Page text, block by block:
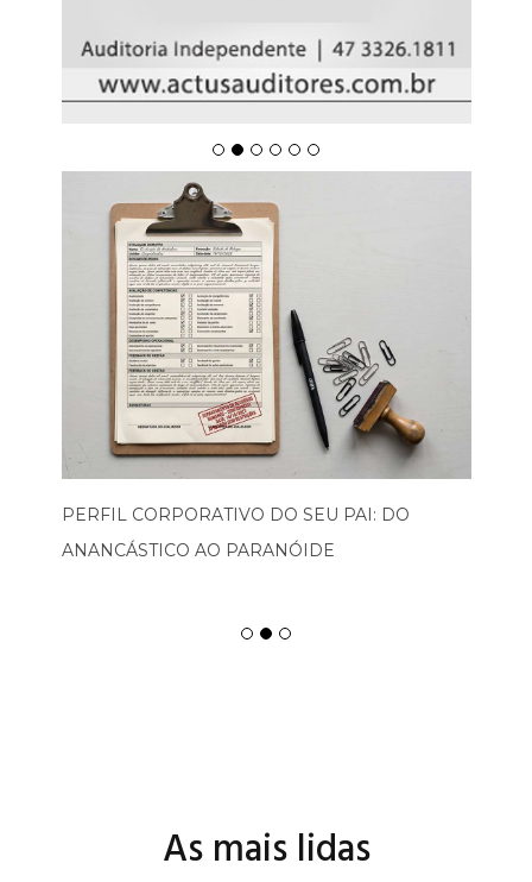
PERFIL CORPORATIVO DO SEU PAI: DO
ANANCÁSTICO AO PARANÓIDE
As mais lidas